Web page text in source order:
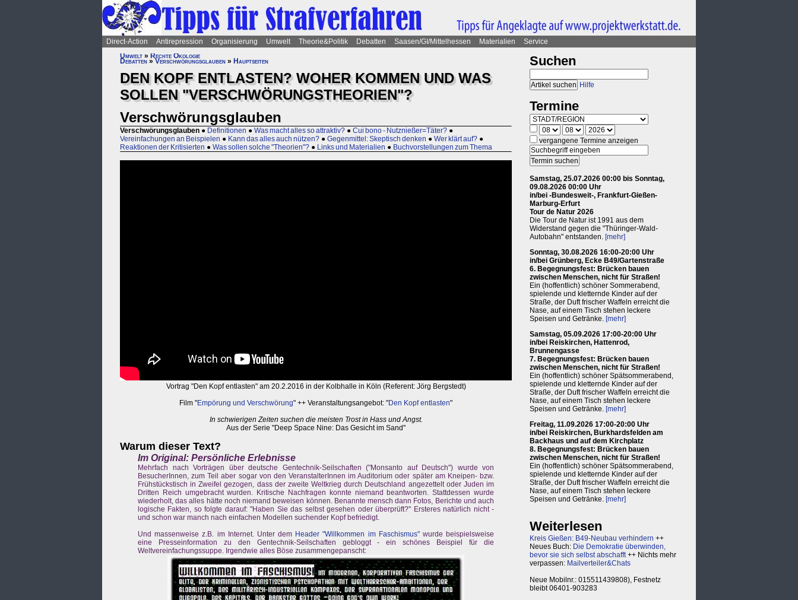
Direct-Action Antirepression Organisierung Umwelt Theorie&Politik Debatten Saasen/GI/Mittelhessen Materialien
Service
Umwelt » Rechte Ökologie
Debatten » Verschwörungsglauben » Hauptseiten
DEN KOPF ENTLASTEN? WOHER KOMMEN UND WAS
SOLLEN "VERSCHWÖRUNGSTHEORIEN"?
Verschwörungsglauben
Verschwörungsglauben ● Definitionen ● Was macht alles so attraktiv? ● Cui bono - Nutznießer=Täter? ●
Vereinfachungen an Beispielen ● Kann das alles auch nützen? ● Gegenmittel: Skeptisch denken ● Wer klärt auf? ●
Reaktionen der Kritisierten ● Was sollen solche "Theorien"? ● Links und Materialien ● Buchvorstellungen zum Thema
Vortrag "Den Kopf entlasten" am 20.2.2016 in der Kolbhalle in Köln (Referent: Jörg Bergstedt)
Film "Empörung und Verschwörung" ++ Veranstaltungsangebot: "Den Kopf entlasten"
In schwierigen Zeiten suchen die meisten Trost in Hass und Angst.
Aus der Serie "Deep Space Nine: Das Gesicht im Sand"
Warum dieser Text?
Im Original: Persönliche Erlebnisse
Mehrfach nach Vorträgen über deutsche Gentechnik-Seilschaften ("Monsanto auf Deutsch") wurde von
BesucherInnen, zum Teil aber sogar von den VeranstalterInnen im Auditorium oder später am Kneipen- bzw.
Frühstückstisch in Zweifel gezogen, dass der zweite Weltkrieg durch Deutschland angezettelt oder Juden im
Dritten Reich umgebracht wurden. Kritische Nachfragen konnte niemand beantworten. Stattdessen wurde
wiederholt, das alles hätte noch niemand beweisen können. Benannte mensch dann Fotos, Berichte und auch
logische Fakten, so folgte darauf: "Haben Sie das selbst gesehen oder überprüft?" Ersteres natürlich nicht -
und schon war manch nach einfachen Modellen suchender Kopf befriedigt.
Und massenweise z.B. im Internet. Unter dem Header "Willkommen im Faschismus"wurde beispielsweise
eine Presseinformation zu den Gentechnik-Seilschaften gebloggt - ein schönes Beispiel für die
Weltvereinfachungssuppe. Irgendwie alles Böse zusammengepanscht:
Suchen
Hilfe
Termine
vergangene Termine anzeigen
Samstag, 25.07.2026 00:00 bis Sonntag,
09.08.2026 00:00 Uhr
in/bei -Bundesweit-, Frankfurt-Gießen-
Marburg-Erfurt
Tour de Natur 2026
Die Tour de Natur ist 1991 aus dem
Widerstand gegen die "Thüringer-Wald-
Autobahn" entstanden. [mehr]
Sonntag, 30.08.2026 16:00-20:00 Uhr
in/bei Grünberg, Ecke B49/Gartenstraße
6. Begegnungsfest: Brücken bauen
zwischen Menschen, nicht für Straßen!
Ein (hoffentlich) schöner Sommerabend,
spielende und kletternde Kinder auf der
Straße, der Duft frischer Waffeln erreicht die
Nase, auf einem Tisch stehen leckere
Speisen und Getränke. [mehr]
Samstag, 05.09.2026 17:00-20:00 Uhr
in/bei Reiskirchen, Hattenrod,
Brunnengasse
7. Begegnungsfest: Brücken bauen
zwischen Menschen, nicht für Straßen!
Ein (hoffentlich) schöner Spätsommerabend,
spielende und kletternde Kinder auf der
Straße, der Duft frischer Waffeln erreicht die
Nase, auf einem Tisch stehen leckere
Speisen und Getränke. [mehr]
Freitag, 11.09.2026 17:00-20:00 Uhr
in/bei Reiskirchen, Burkhardsfelden am
Backhaus und auf dem Kirchplatz
8. Begegnungsfest: Brücken bauen
zwischen Menschen, nicht für Straßen!
Ein (hoffentlich) schöner Spätsommerabend,
spielende und kletternde Kinder auf der
Straße, der Duft frischer Waffeln erreicht die
Nase, auf einem Tisch stehen leckere
Speisen und Getränke. [mehr]
Weiterlesen
Kreis Gießen: B49-Neubau verhindern ++
Neues Buch: Die Demokratie überwinden,
bevor sie sich selbst abschafft++ Nichts mehr
verpassen: Mailverteiler&Chats
Neue Mobilnr.: 015511439808), Festnetz
bleibt 06401-903283